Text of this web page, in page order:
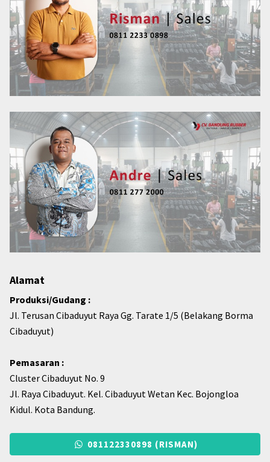
Alamat
Produksi/Gudang :
Jl. Terusan Cibaduyut Raya Gg. Tarate 1/5 (Belakang Borma
Cibaduyut)
Pemasaran :
Cluster Cibaduyut No. 9
Jl. Raya Cibaduyut. Kel. Cibaduyut Wetan Kec. Bojongloa
Kidul. Kota Bandung.
081122330898 (RISMAN)